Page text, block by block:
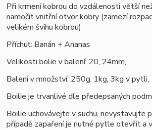
Při krmení kobrou do vzdálenosti větší
namočit vnitřní otvor kobry (zamezí
velikém švihu kobrou)
Příchuť: Banán + Ananas
Velikosti bolie v balení: 20, 24mm,
Balení v množství: 250g, 1kg, 3kg v pytli,
Boilie je trvanlivé dle předepsaných
Boilie uchovávejte v suchu, nevystavujte
případě zapaření je nutné pytle otevřít a